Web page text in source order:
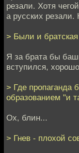
резали. Хотя
а русских резали.
> Были и
Я за брата бы
вступился,
> Где пропаганда
образованием "и
Ох, блин...
> Гнев - плохой